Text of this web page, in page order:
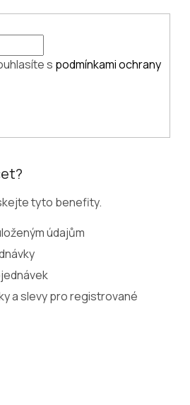
s podmínkami ochrany
tyto benefity.
údajům
a slevy pro registrované